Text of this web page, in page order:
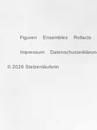
Figuren Ensembles Rollacts
Impressum
© 2026 Stelzenläuferin